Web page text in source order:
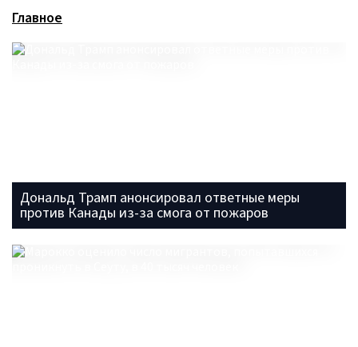
Главное
Дональд Трамп анонсировал ответные меры
против Канады из-за смога от пожаров